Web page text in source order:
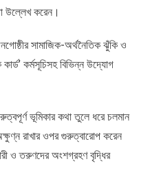
উল্লেখ করেন।
সামাজিক-অর্থনৈতিক ঝুঁকি ও
কার্ড’ কর্মসূচিসহ বিভিন্ন উদ্যোগ
ভূমিকার কথা তুলে ধরে চলমান
রাখার ওপর গুরুত্বারোপ করেন
ও তরুণদের অংশগ্রহণ বৃদ্ধির